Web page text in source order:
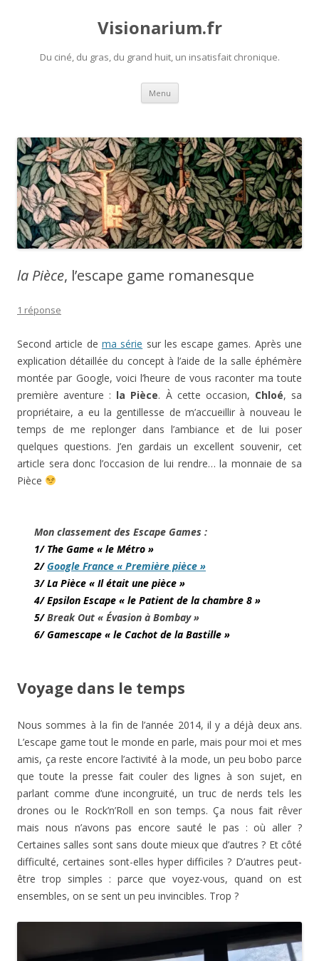
Visionarium.fr
Du ciné, du gras, du grand huit, un insatisfait chronique.
Menu Aller
contenu
la Pièce, l’escape game romanesque
1 réponse
Second article de ma série sur les escape games. Après une
explication détaillée du concept à l’aide de la salle éphémère
montée par Google, voici l’heure de vous raconter ma toute
première aventure : la Pièce. À cette occasion, Chloé, sa
propriétaire, a eu la gentillesse de m’accueillir à nouveau le
temps de me replonger dans l’ambiance et de lui poser
quelques questions. J’en gardais un excellent souvenir, cet
article sera donc l’occasion de lui rendre… la monnaie de sa
Pièce
Mon classement des Escape Games :
1/ The Game « le Métro »
2/Google France « Première pièce »
3/ La Pièce « Il était une pièce »
4/ Epsilon Escape « le Patient de la chambre 8 »
5/Break Out « Évasion à Bombay »
6/ Gamescape « le Cachot de la Bastille »
Voyage dans le temps
Nous sommes à la fin de l’année 2014, il y a déjà deux ans.
L’escape game tout le monde en parle, mais pour moi et mes
amis, ça reste encore l’activité à la mode, un peu bobo parce
que toute la presse fait couler des lignes à son sujet, en
parlant comme d’une incongruité, un truc de nerds tels les
drones ou le Rock’n’Roll en son temps. Ça nous fait rêver
mais nous n’avons pas encore sauté le pas : où aller ?
Certaines salles sont sans doute mieux que d’autres ? Et côté
difficulté, certaines sont-elles hyper difficiles ? D’autres peut-
être trop simples : parce que voyez-vous, quand on est
ensembles, on se sent un peu invincibles. Trop ?